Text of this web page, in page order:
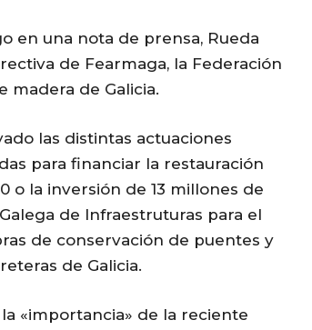
en una nota de prensa, Rueda
de Fearmaga, la Federación
madera de Galicia.
las distintas actuaciones
para financiar la restauración
o la inversión de 13 millones de
de Infraestruturas para el
de conservación de puentes y
de Galicia.
«importancia» de la reciente